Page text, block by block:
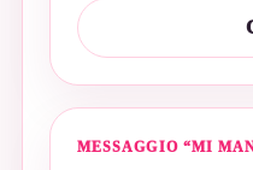
MESSAGGIO “MI